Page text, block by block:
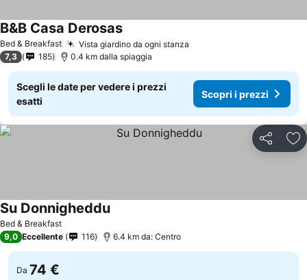
Bed & Breakfast Vista giardino da ogni stanza
B&B Casa Derosas
7,3 185 0.4 km dalla spiaggia
Scegli le date per vedere i prezzi
esatti
Scopri i prezzi
Condividi
Bed & Breakfast
Su Donnigheddu
9,0 Eccellente 116 6.4 km da: Centro
Da 74 €